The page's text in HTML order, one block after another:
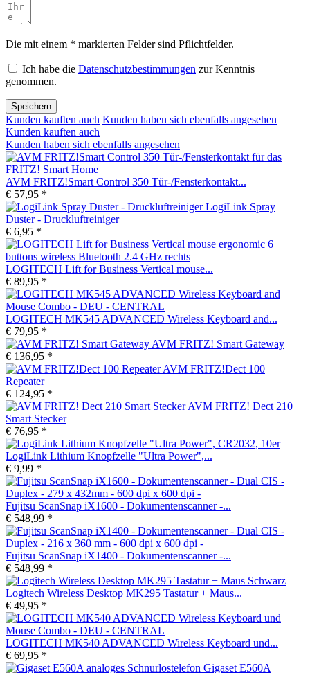
Die mit einem * markierten Felder sind Pflichtfelder.
Ich habe die Datenschutzbestimmungen zur Kenntnis
genommen.
Speichern
Kunden kauften auch Kunden haben sich ebenfalls angesehen
Kunden kauften auch
Kunden haben sich ebenfalls angesehen
AVM FRITZ!Smart Control 350 Tür-/Fensterkontakt...
€ 57,95 *
LogiLink Spray
Duster - Druckluftreiniger
€ 6,95 *
LOGITECH Lift for Business Vertical mouse...
€ 89,95 *
LOGITECH MK545 ADVANCED Wireless Keyboard and...
€ 79,95 *
AVM FRITZ! Smart Gateway
€ 136,95 *
AVM FRITZ!Dect 100
Repeater
€ 124,95 *
AVM FRITZ! Dect 210
Smart Stecker
€ 76,95 *
LogiLink Lithium Knopfzelle "Ultra Power",...
€ 9,99 *
Fujitsu ScanSnap iX1600 - Dokumentenscanner -...
€ 548,99 *
Fujitsu ScanSnap iX1400 - Dokumentenscanner -...
€ 548,99 *
Logitech Wireless Desktop MK295 Tastatur + Maus...
€ 49,95 *
LOGITECH MK540 ADVANCED Wireless Keyboard und...
€ 69,95 *
Gigaset E560A